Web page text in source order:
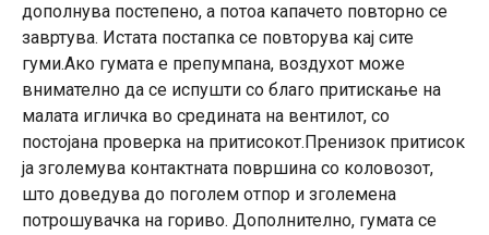
дополнува постепено, а потоа капачето повторно се
завртува. Истата постапка се повторува кај сите
гуми.Ако гумата е препумпана, воздухот може
внимателно да се испушти со благо притискање на
малата игличка во средината на вентилот, со
постојана проверка на притисокот.Пренизок притисок
ја зголемува контактната површина со коловозот,
што доведува до поголем отпор и зголемена
потрошувачка на гориво. Дополнително, гумата се